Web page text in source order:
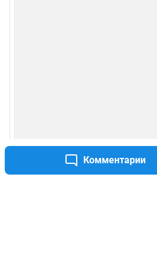
Комментарии